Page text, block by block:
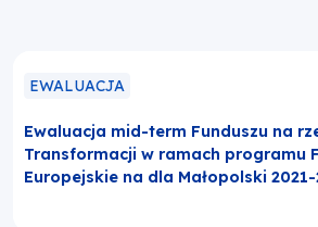
EWALUACJA
Ewaluacja mid-term Funduszu na
Transformacji w ramach programu
Europejskie na dla Małopolski 2021-